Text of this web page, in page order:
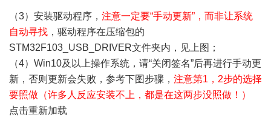
（3）安装驱动程序， 注意一定要“手动更新”，而非让系统
自动寻找 ，驱动程序在压缩包的
STM32F103_USB_DRIVER文件夹内，见上图；
（4）Win10及以上操作系统，请“关闭签名”后再进行手动更
新，否则更新会失败，参考下图步骤， 注意第1，2步的选择
要照做（许多人反应安装不上，都是在这两步没照做！）
点击重新加载